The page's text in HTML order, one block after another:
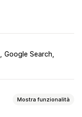
Google Search
Mostra funzionalità